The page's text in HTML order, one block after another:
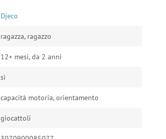
Djeco
ragazza, ragazzo
12+ mesi, da 2 anni
si
capacità motoria, orientamento
giocattoli